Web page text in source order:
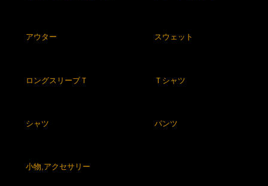
アウター スウェット
ロングスリーブＴ Ｔシャツ
シャツ パンツ
小物,アクセサリー